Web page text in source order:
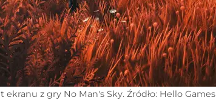
ekranu z gry No Man's Sky. Źródło: Hello Games